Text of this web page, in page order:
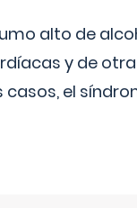
alto de
y de
el